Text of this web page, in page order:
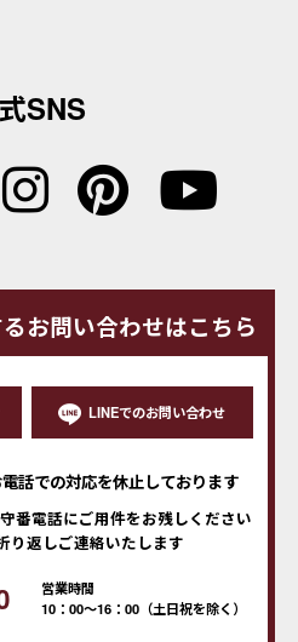
SNS
お問い合わせはこちら
LINEでのお問い合わせ
話での対応を休止しております
番電話にご用件をお残しください
り返しご連絡いたします
営業時間
10：00～16：00（土日祝を除く）